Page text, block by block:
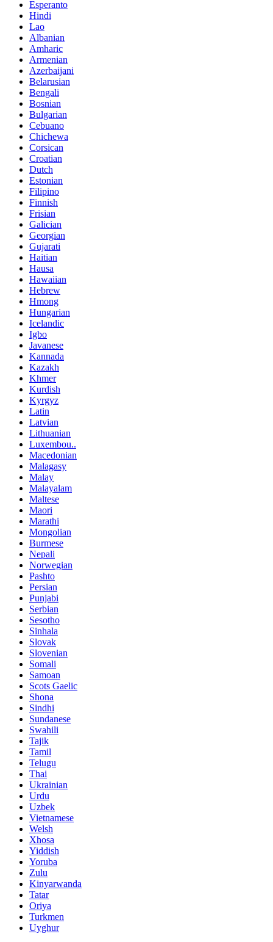
Esperanto
Hindi
Lao
Albanian
Amharic
Armenian
Azerbaijani
Belarusian
Bengali
Bosnian
Bulgarian
Cebuano
Chichewa
Corsican
Croatian
Dutch
Estonian
Filipino
Finnish
Frisian
Galician
Georgian
Gujarati
Haitian
Hausa
Hawaiian
Hebrew
Hmong
Hungarian
Icelandic
Igbo
Javanese
Kannada
Kazakh
Khmer
Kurdish
Kyrgyz
Latin
Latvian
Lithuanian
Luxembou..
Macedonian
Malagasy
Malay
Malayalam
Maltese
Maori
Marathi
Mongolian
Burmese
Nepali
Norwegian
Pashto
Persian
Punjabi
Serbian
Sesotho
Sinhala
Slovak
Slovenian
Somali
Samoan
Scots Gaelic
Shona
Sindhi
Sundanese
Swahili
Tajik
Tamil
Telugu
Thai
Ukrainian
Urdu
Uzbek
Vietnamese
Welsh
Xhosa
Yiddish
Yoruba
Zulu
Kinyarwanda
Tatar
Oriya
Turkmen
Uyghur